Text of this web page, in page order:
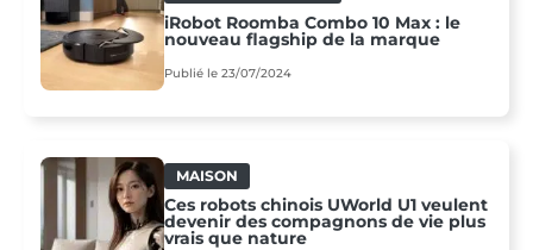
iRobot Roomba Combo 10 Max : le
nouveau flagship de la marque
Publié le 23/07/2024
MAISON
Ces robots chinois UWorld U1 veulent
devenir des compagnons de vie plus
vrais que nature